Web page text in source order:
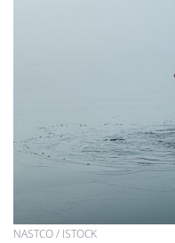
NASTCO / ISTOCK